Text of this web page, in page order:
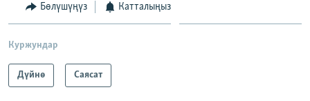
Бөлүшүңүз Катталыңыз
Куржундар
Дүйнө Саясат